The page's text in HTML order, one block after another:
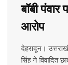
बॉबी
आरोप
देहरादून।
सिंह ने विवादित